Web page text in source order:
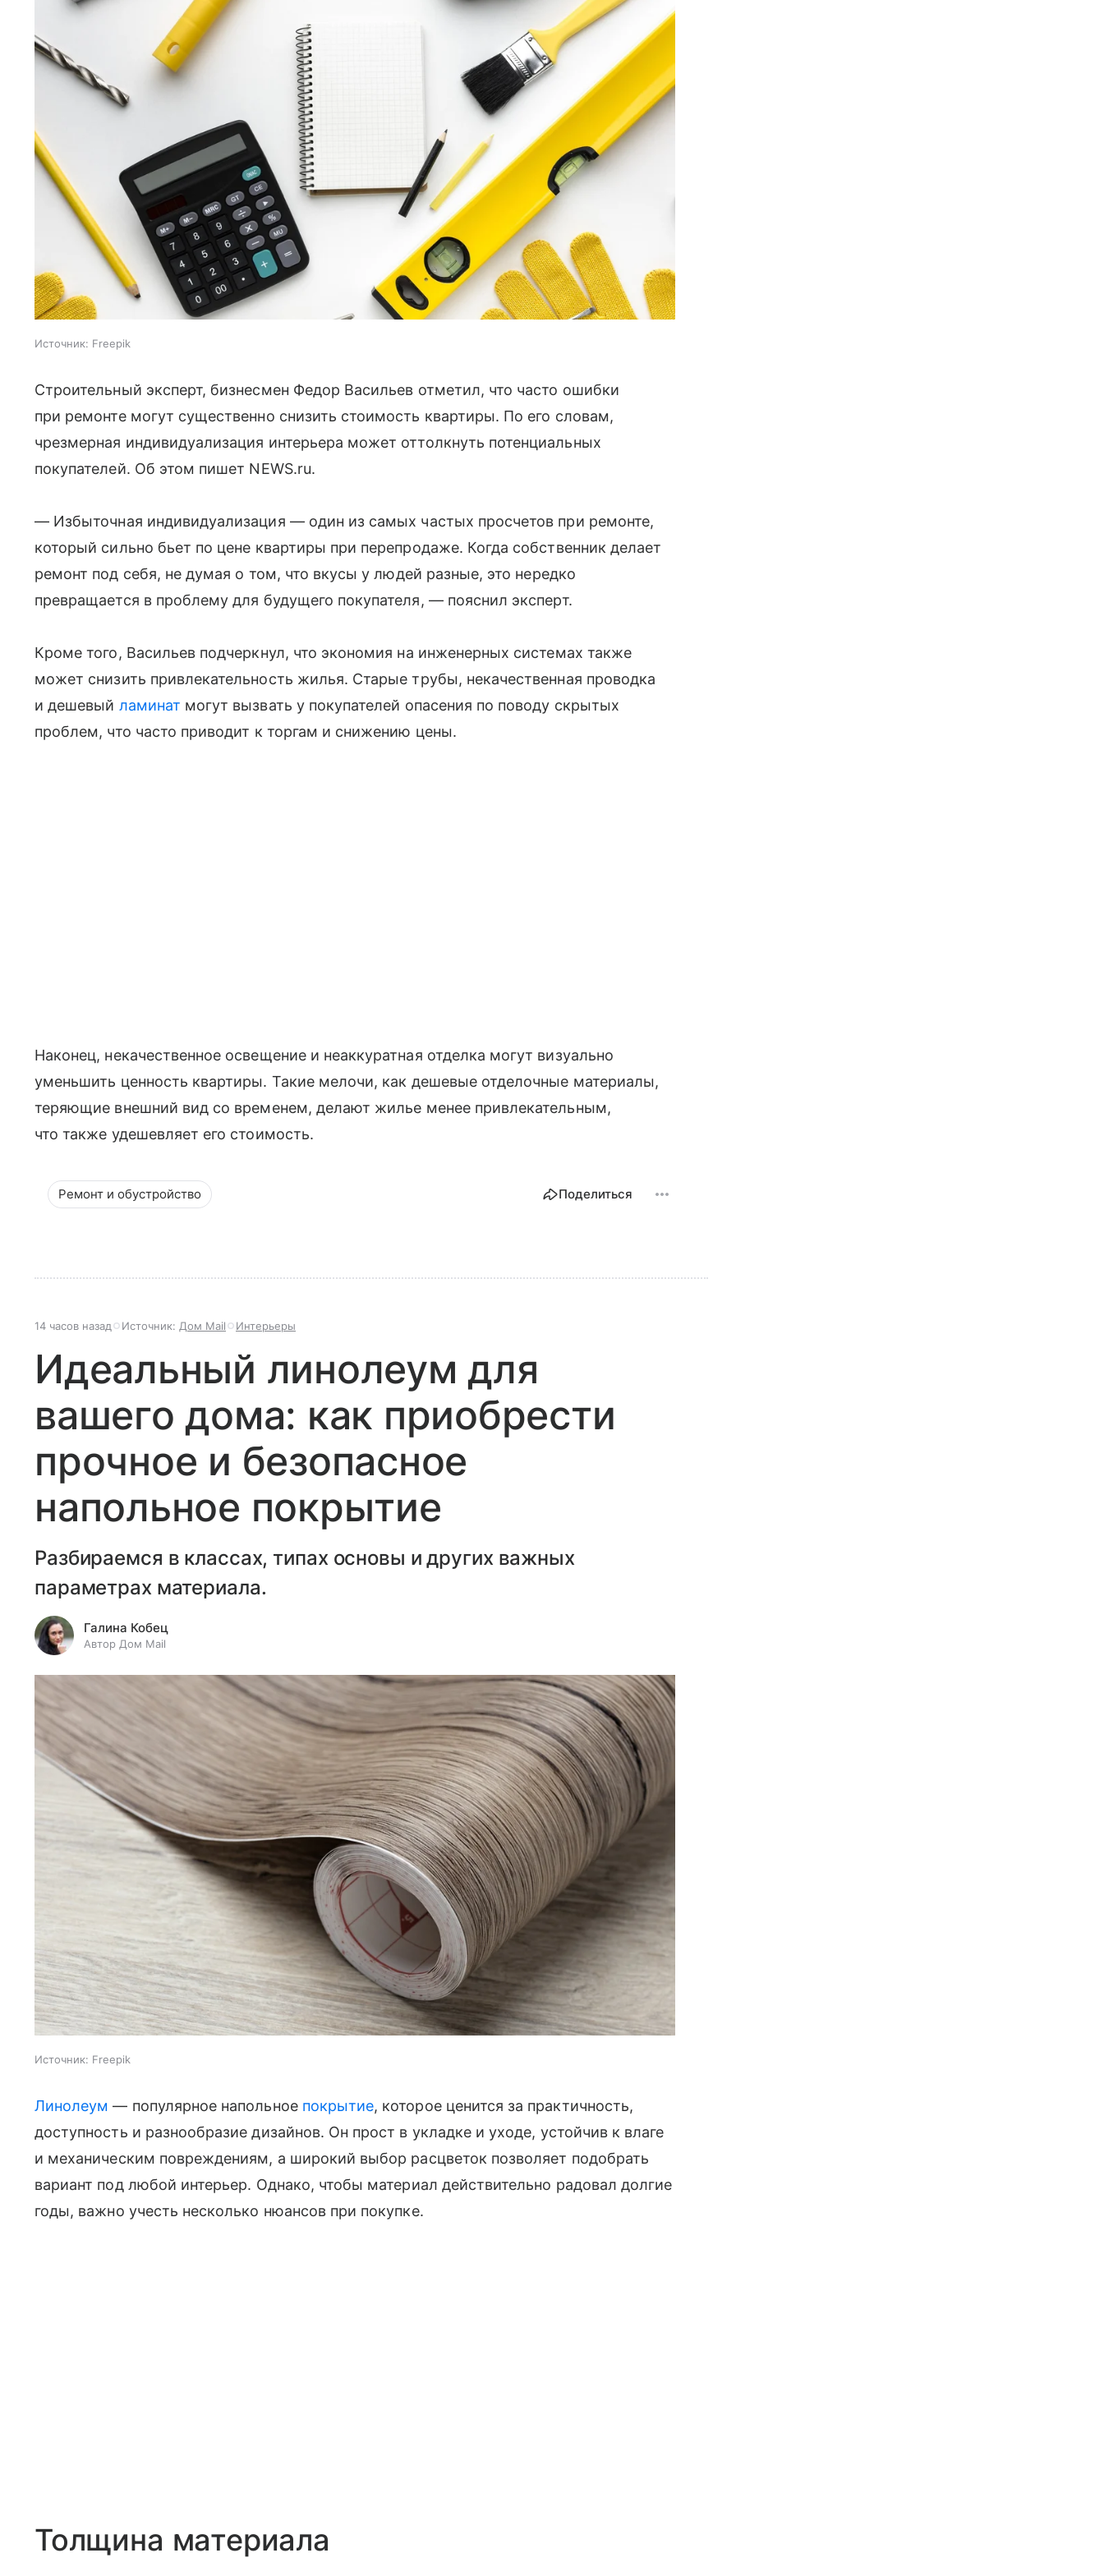
Источник: Freepik
Строительный эксперт, бизнесмен Федор Васильев отметил, что часто ошибки
при ремонте могут существенно снизить стоимость квартиры. По его словам,
чрезмерная индивидуализация интерьера может оттолкнуть потенциальных
покупателей. Об этом пишет NEWS.ru.
— Избыточная индивидуализация — один из самых частых просчетов при ремонте,
который сильно бьет по цене квартиры при перепродаже. Когда собственник делает
ремонт под себя, не думая о том, что вкусы у людей разные, это нередко
превращается в проблему для будущего покупателя, — пояснил эксперт.
Кроме того, Васильев подчеркнул, что экономия на инженерных системах также
может снизить привлекательность жилья. Старые трубы, некачественная проводка
и дешевый ламинат могут вызвать у покупателей опасения по поводу скрытых
проблем, что часто приводит к торгам и снижению цены.
Наконец, некачественное освещение и неаккуратная отделка могут визуально
уменьшить ценность квартиры. Такие мелочи, как дешевые отделочные материалы,
теряющие внешний вид со временем, делают жилье менее привлекательным,
что также удешевляет его стоимость.
Ремонт и обустройство Поделиться
14 часов назад Источник: Дом Mail Интерьеры
Идеальный линолеум для
вашего дома: как приобрести
прочное и безопасное
напольное покрытие
Разбираемся в классах, типах основы и других важных
параметрах материала.
Галина Кобец
Автор Дом Mail
Источник: Freepik
Линолеум — популярное напольное покрытие, которое ценится за практичность,
доступность и разнообразие дизайнов. Он прост в укладке и уходе, устойчив к влаге
и механическим повреждениям, а широкий выбор расцветок позволяет подобрать
вариант под любой интерьер. Однако, чтобы материал действительно радовал долгие
годы, важно учесть несколько нюансов при покупке.
Толщина материала